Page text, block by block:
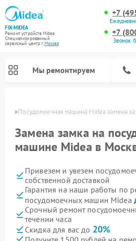
FIX-MIDEA
Ремонт устройств Midea
Специализированный
cервисный центр г.Москва
+7
+7
Звонок
Мы ремонтируем
Посудомоечная машина Midea замена
Замена замка на
машине Midea в
Привезем и увезем
собственной доставкой
Гарантия на наши работы по
посудомоечных машин Midea
Срочный ремонт
течении часа
Скидка для вас до 20%